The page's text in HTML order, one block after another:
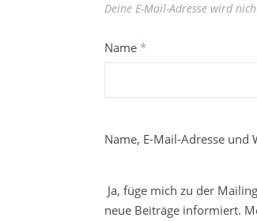
Deine E-Mail-Adresse wird
Name *
Name, E-Mail-Adresse
Ja, füge mich zu der
neue Beiträge informiert.